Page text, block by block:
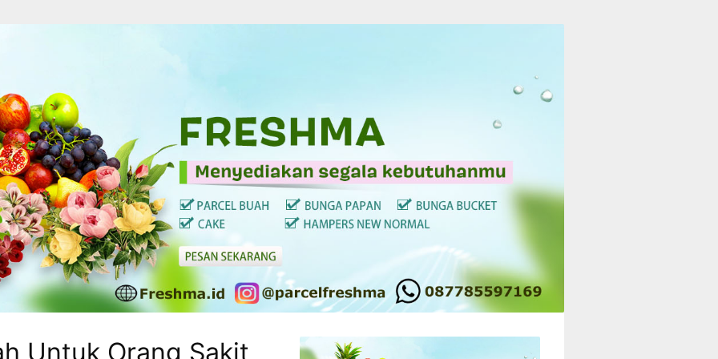
Untuk Orang Sakit